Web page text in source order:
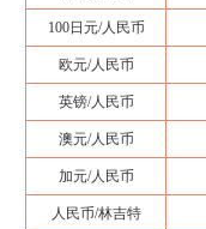
100日元/人民币
欧元/人民币
英镑/人民币
澳元/人民币
加元/人民币
人民币/林吉特